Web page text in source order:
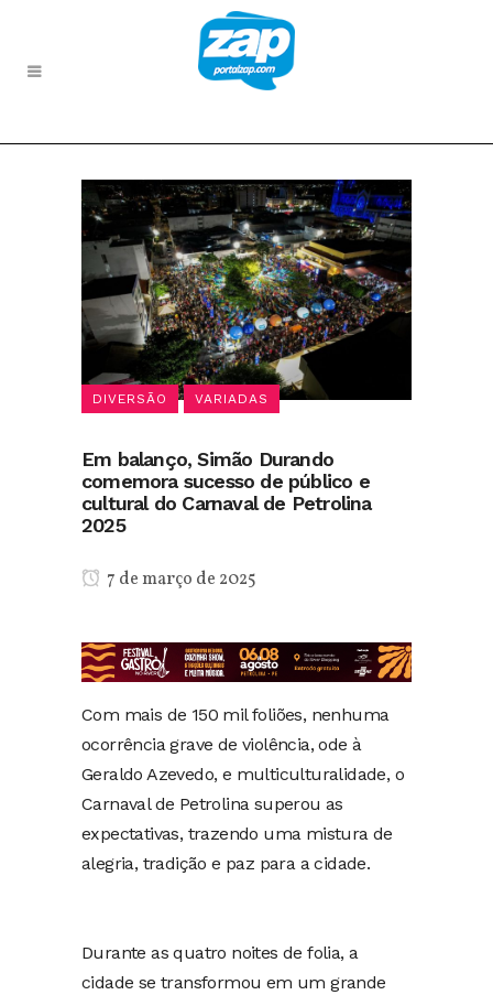
DIVERSÃO VARIADAS
Em balanço, Simão Durando
comemora sucesso de público e
cultural do Carnaval de Petrolina
2025
7 de março de 2025
Com mais de 150 mil foliões, nenhuma
ocorrência grave de violência, ode à
Geraldo Azevedo, e multiculturalidade, o
Carnaval de Petrolina superou as
expectativas, trazendo uma mistura de
alegria, tradição e paz para a cidade.
Durante as quatro noites de folia, a
cidade se transformou em um grande